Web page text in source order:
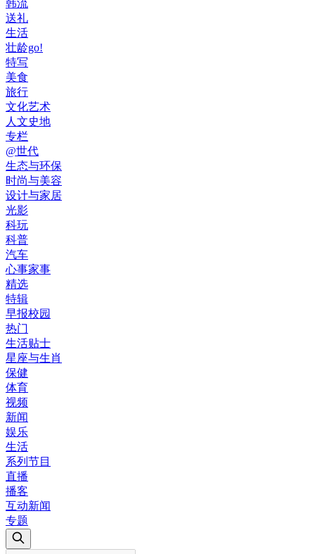
韩流
送礼
生活
壮龄go!
特写
美食
旅行
文化艺术
人文史地
专栏
@世代
生态与环保
时尚与美容
设计与家居
光影
科玩
科普
汽车
心事家事
精选
特辑
早报校园
热门
生活贴士
星座与生肖
保健
体育
视频
新闻
娱乐
生活
系列节目
直播
播客
互动新闻
专题